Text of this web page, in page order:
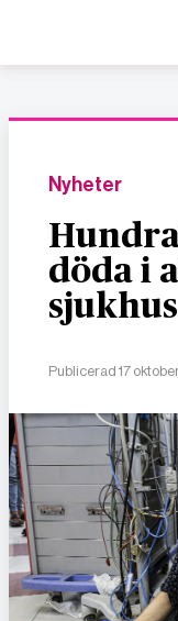
Nyheter
döda i
sjukhus
Publicerad 17